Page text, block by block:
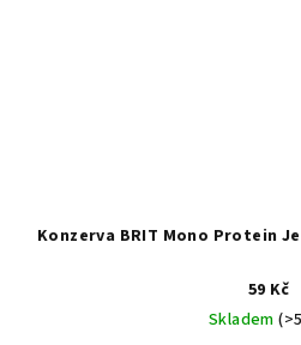
Konzerva BRIT Mono Protein
59 Kč
Skladem